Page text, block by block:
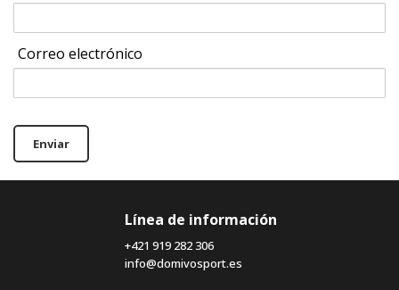
Correo electrónico
Enviar
Línea de información
+421 919 282 306
info@domivosport.es